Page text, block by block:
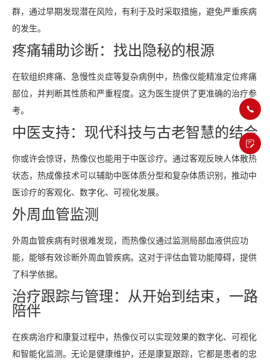
群，通过早期发现潜在风险，有利于及时采取措施，避免严重疾病
的发生。
疼痛辅助诊断：找出隐秘的根源
在软组织疼痛、急慢性炎症等复杂病例中，热像仪能精准定位疼痛
部位，并判断其性质和严重程度。这为医生提供了更准确的治疗参
考。
中医支持：现代科技与古老智慧的结合
你或许会惊讶，热像仪也能用于中医诊疗。通过客观反映人体散热
状态，热成像技术可以辅助中医体质分型和复杂体质识别，推动中
医诊疗的客观化、数字化、可视化发展。
外周血管监测
外周血管疾病有时很难发现，而热像仪通过监测局部血液供应功
能，能够有效诊断外周血管疾病。这对于评估血管功能障碍，提供
了科学依据。
治疗跟踪与管理：从开始到结束，一路
陪伴
在疾病治疗和康复过程中，热像仪可以实现效果的数字化、可视化
和智能化监测。无论是健康维护，还是康复跟踪，它都是患者的忠